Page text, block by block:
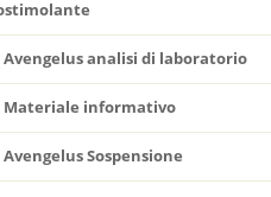
Avengelus analisi di laboratorio
Materiale informativo
Avengelus Sospensione